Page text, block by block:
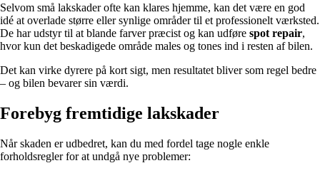
Selvom små lakskader ofte kan klares hjemme, kan det være en god
idé at overlade større eller synlige områder til et professionelt værksted.
De har udstyr til at blande farver præcist og kan udføre spot repair,
hvor kun det beskadigede område males og tones ind i resten af bilen.
Det kan virke dyrere på kort sigt, men resultatet bliver som regel bedre
– og bilen bevarer sin værdi.
Forebyg fremtidige lakskader
Når skaden er udbedret, kan du med fordel tage nogle enkle
forholdsregler for at undgå nye problemer: